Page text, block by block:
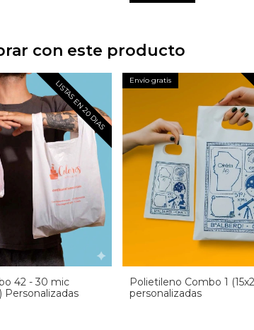
con este producto
LISTAS EN 20 DIAS
42 - 30 mic
Personalizadas
Envío gratis
Polietileno Combo 1
personalizadas